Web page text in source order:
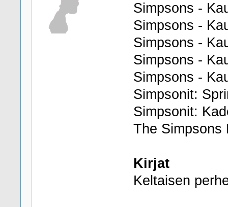
Simpsons -
Simpsons -
Simpsons -
Simpsons -
Simpsons -
Simpsonit:
Simpsonit:
The Simpsons
Kirjat
Keltaisen